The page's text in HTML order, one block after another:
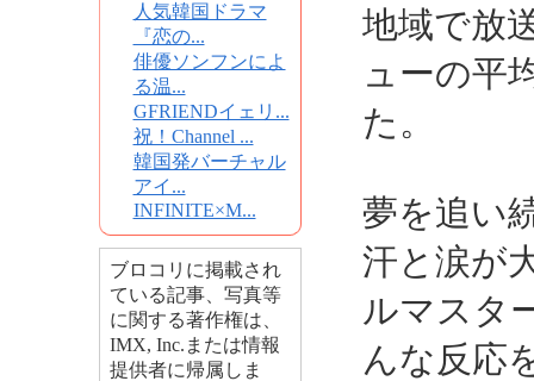
人気韓国ドラマ
『恋の...
俳優ソンフンによ
る温...
GFRIENDイェリ...
祝！Channel ...
韓国発バーチャル
アイ...
INFINITE×M...
ブロコリに掲載され
ている記事、写真等
に関する著作権は、
IMX, Inc.または情報
提供者に帰属しま
地域で放
ューの平
た。
夢を追い
汗と涙が
ルマスタ
んな反応